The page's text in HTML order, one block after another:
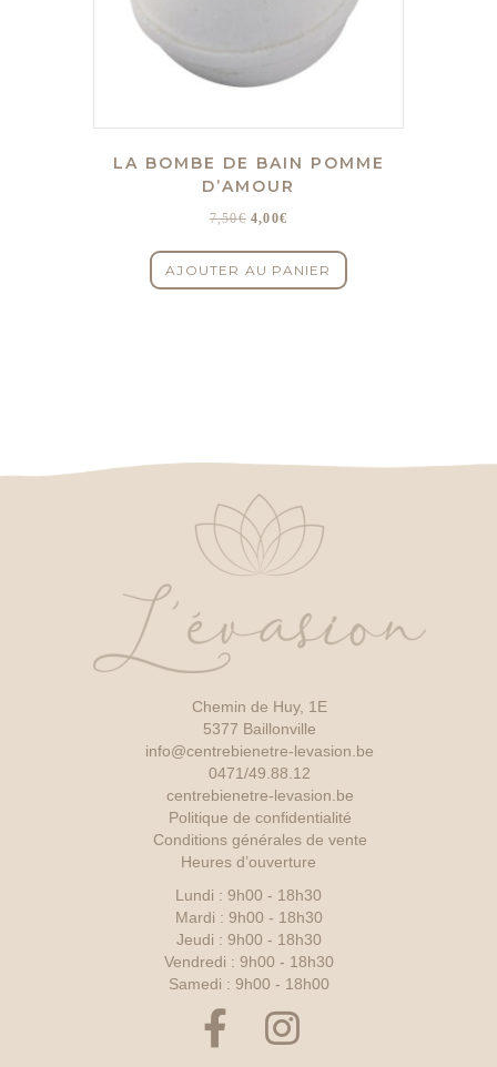
LA BOMBE DE BAIN POMME
D’AMOUR
7,50€ Le
initial
était :
4,00€
actuel
est :
AJOUTER AU PANIER
Chemin de Huy, 1E
5377 Baillonville
info@centrebienetre-levasion.be
0471/49.88.12
centrebienetre-levasion.be
Politique de confidentialité
Conditions générales de vente
Heures d’ouverture
Lundi : 9h00 - 18h30
Mardi : 9h00 - 18h30
Jeudi : 9h00 - 18h30
Vendredi : 9h00 - 18h30
Samedi : 9h00 - 18h00